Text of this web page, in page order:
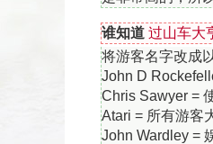
谁知道 过山车大
将游客名字改成
John D
Chris Sawyer =
Atari = 所有游客
John Wardley =
返回顶部